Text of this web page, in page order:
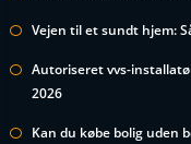
Vejen til et sundt hjem:
Autoriseret vvs-
2026
Kan du købe bolig uden